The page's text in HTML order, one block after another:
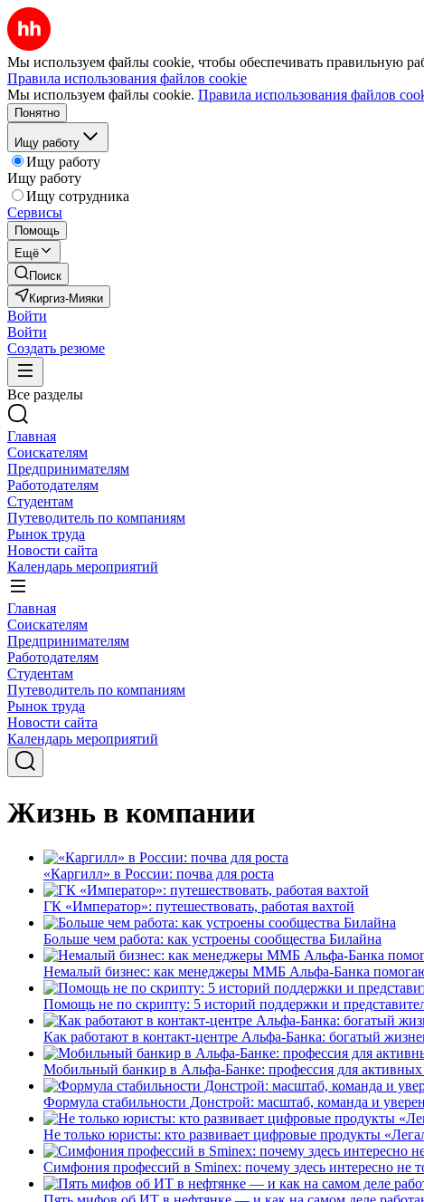
Мы используем файлы cookie, чтобы обеспечивать правильную
Правила использования файлов cookie
Мы используем файлы cookie. Правила использования файлов
Понятно
Ищу работу
Ищу работу
Ищу работу
Ищу сотрудника
Сервисы
Помощь
Ещё
Поиск
Киргиз-Мияки
Войти
Войти
Создать резюме
Все разделы
Главная
Соискателям
Предпринимателям
Работодателям
Студентам
Путеводитель по компаниям
Рынок труда
Новости сайта
Календарь мероприятий
Главная
Соискателям
Предпринимателям
Работодателям
Студентам
Путеводитель по компаниям
Рынок труда
Новости сайта
Календарь мероприятий
Жизнь в компании
«Каргилл» в России: почва для роста
ГК «Император»: путешествовать, работая вахтой
Больше чем работа: как устроены сообщества Билайна
Немалый бизнес: как менеджеры ММБ Альфа-Банка
Помощь не по скрипту: 5 историй поддержки и
Как работают в контакт-центре Альфа-Банка: богатый
Мобильный банкир в Альфа-Банке: профессия для
Формула стабильности Донстрой: масштаб, команда и
Не только юристы: кто развивает цифровые продукты
Симфония профессий в Sminex: почему здесь интересно не